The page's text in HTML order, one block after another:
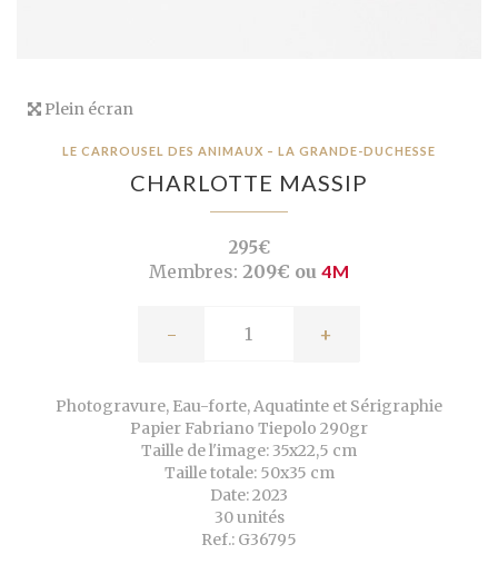
Plein écran
LE CARROUSEL DES ANIMAUX – LA GRANDE-DUCHESSE
CHARLOTTE MASSIP
295€
Membres: 209€ ou 4M
- +
Photogravure, Eau-forte, Aquatinte et Sérigraphie
Papier Fabriano Tiepolo 290gr
Taille de l'image: 35x22,5 cm
Taille totale: 50x35 cm
Date: 2023
30 unités
Ref.: G36795